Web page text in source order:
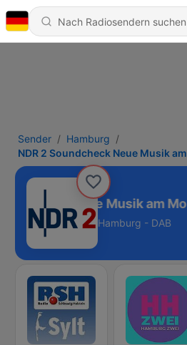
Sender
Hamburg
NDR 2 Soundcheck Neue Musik
Neue Musik am
Hamburg - DAB